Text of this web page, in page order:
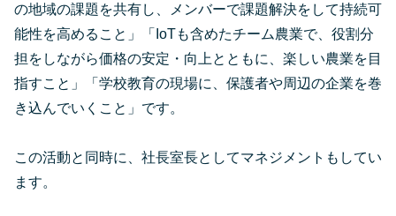
の地域の課題を共有し、メンバーで課題解決をして持続可
能性を高めること」「IoTも含めたチーム農業で、役割分
担をしながら価格の安定・向上とともに、楽しい農業を目
指すこと」「学校教育の現場に、保護者や周辺の企業を巻
き込んでいくこと」です。
この活動と同時に、社長室長としてマネジメントもしてい
ます。